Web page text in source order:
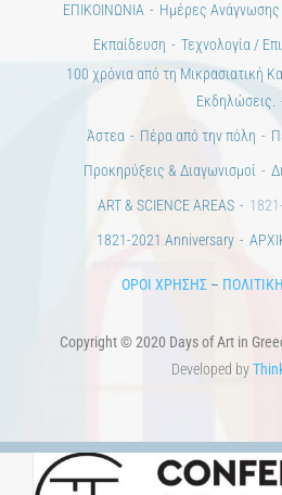
ΕΠΙΚΟΙΝΩΝΙΑ
Ημέρες Ανάγνωσης
Εκπαίδευση
Τεχνολογία /
100 χρόνια από τη Μικρασιατική
Εκδηλώσεις.
Άστεα
Πέρα από την πόλη
Προκηρύξεις & Διαγωνισμοί
ART & SCIENCE AREAS
1821-2021 Anniversary
ΟΡΟΙ ΧΡΗΣΗΣ–
Copyright © 2020 Days of Art in
Developed by